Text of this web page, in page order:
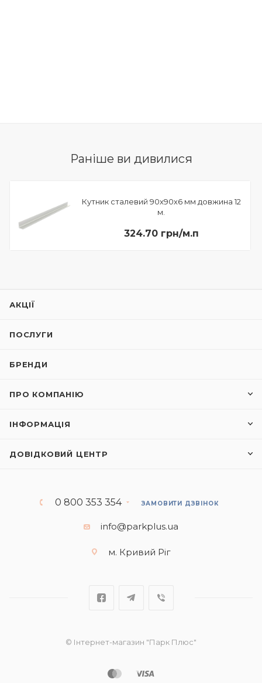
Раніше ви дивилися
Кутник сталевий 90х90х6 мм довжина 12
м.
324.70 грн/м.п
АКЦІЇ
ПОСЛУГИ
БРЕНДИ
ПРО КОМПАНІЮ
ІНФОРМАЦІЯ
ДОВІДКОВИЙ ЦЕНТР
0 800 353 354 ЗАМОВИТИ ДЗВІНОК
info@parkplus.ua
м. Кривий Ріг
© Інтернет-магазин "Парк Плюс"